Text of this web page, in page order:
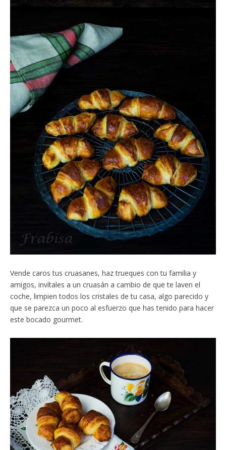
Vende caros tus cruasanes, haz trueques con tu familia y
amigos, invítales a un cruasán a cambio de que te laven el
coche, limpien todos los cristales de tu casa, algo parecido y
que se parezca un poco al esfuerzo que has tenido para hacer
este bocado gourmet.